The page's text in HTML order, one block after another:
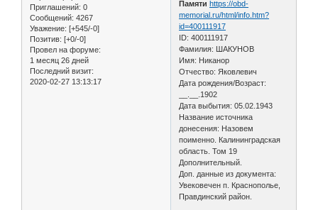
Приглашений: 0
Сообщений: 4267
Уважение: [+545/-0]
Позитив: [+0/-0]
Провел на форуме:
1 месяц 26 дней
Последний визит:
2020-02-27 13:13:17
Памяти https://obd-
memorial.ru/html/info.htm?
id=400111917
ID: 400111917
Фамилия: ШАКУНОВ
Имя: Никанор
Отчество: Яковлевич
Дата рождения/Возраст:
__.__.1902
Дата выбытия: 05.02.1943
Название источника
донесения: Назовем
поименно. Калининградская
область. Том 19
Дополнительный.
Доп. данные из документа:
Увековечен п. Краснополье,
Правдинский район.